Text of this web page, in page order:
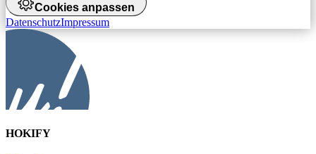
Cookies anpassen
DatenschutzImpressum
HOKIFY